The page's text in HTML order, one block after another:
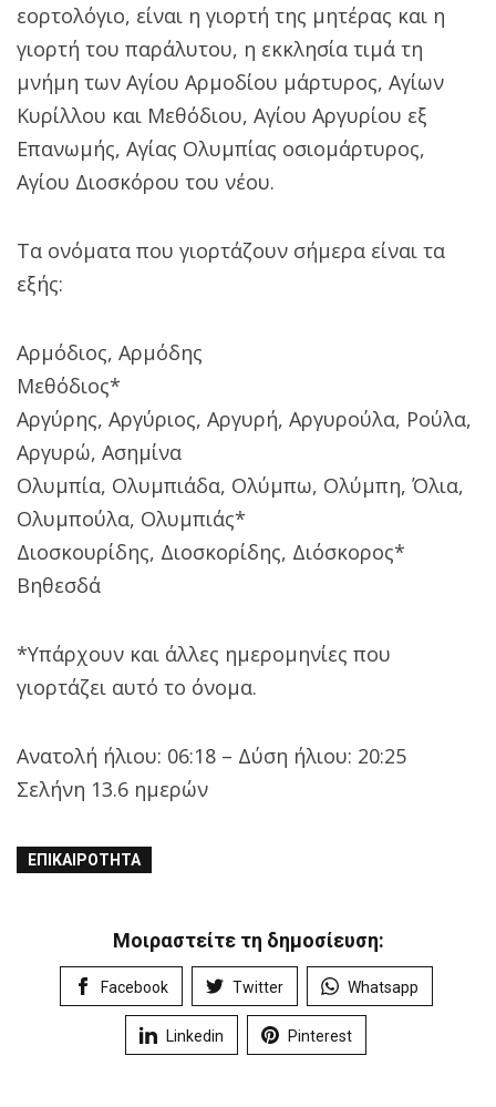
εορτολόγιο, είναι η γιορτή της μητέρας και η
γιορτή του παράλυτου, η εκκλησία τιμά τη
μνήμη των Αγίου Αρμοδίου μάρτυρος, Αγίων
Κυρίλλου και Μεθόδιου, Αγίου Αργυρίου εξ
Επανωμής, Αγίας Ολυμπίας οσιομάρτυρος,
Αγίου Διοσκόρου του νέου.
Τα ονόματα που γιορτάζουν σήμερα είναι τα
εξής:
Αρμόδιος, Αρμόδης
Μεθόδιος*
Αργύρης, Αργύριος, Αργυρή, Αργυρούλα, Ρούλα,
Αργυρώ, Ασημίνα
Ολυμπία, Ολυμπιάδα, Ολύμπω, Ολύμπη, Όλια,
Ολυμπούλα, Ολυμπιάς*
Διοσκουρίδης, Διοσκορίδης, Διόσκορος*
Βηθεσδά
*Υπάρχουν και άλλες ημερομηνίες που
γιορτάζει αυτό το όνομα.
Ανατολή ήλιου: 06:18 – Δύση ήλιου: 20:25
Σελήνη 13.6 ημερών
ΕΠΙΚΑΙΡΌΤΗΤΑ
Μοιραστείτε τη δημοσίευση:
Facebook Twitter Whatsapp
Linkedin Pinterest